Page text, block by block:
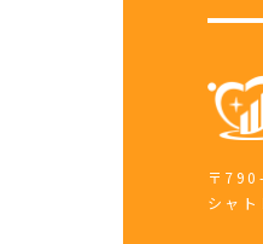
〒
シャ